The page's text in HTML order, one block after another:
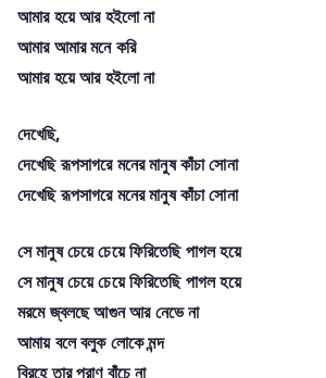
আমার হয়ে আর হইলো না
আমার আমার মনে করি
আমার হয়ে আর হইলো না
দেখেছি,
দেখেছি রূপসাগরে মনের মানুষ কাঁচা সোনা
দেখেছি রূপসাগরে মনের মানুষ কাঁচা সোনা
সে মানুষ চেয়ে চেয়ে ফিরিতেছি পাগল হয়ে
সে মানুষ চেয়ে চেয়ে ফিরিতেছি পাগল হয়ে
মরমে জ্বলছে আগুন আর নেভে না
আমায় বলে বলুক লোকে মন্দ
বিরহে তার প্রাণ বাঁচে না